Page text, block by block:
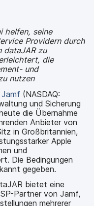
helfen, seine
Providern durch
dataJAR zu
die
und
nutzen
Jamf (NASDAQ:
und Sicherung
die Übernahme
Anbieter von
in Großbritannien,
Apple
und
Die Bedingungen
gegeben.
bietet eine
Partner von Jamf,
mehrerer